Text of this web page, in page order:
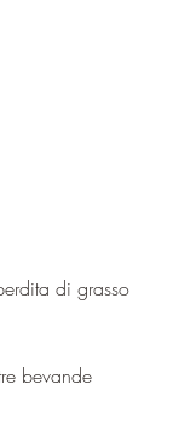
bevande